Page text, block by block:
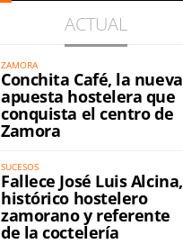
ACTUAL
ZAMORA
Conchita Café, la nueva
apuesta hostelera que
conquista el centro de
Zamora
SUCESOS
Fallece José Luis Alcina,
histórico hostelero
zamorano y referente
de la coctelería